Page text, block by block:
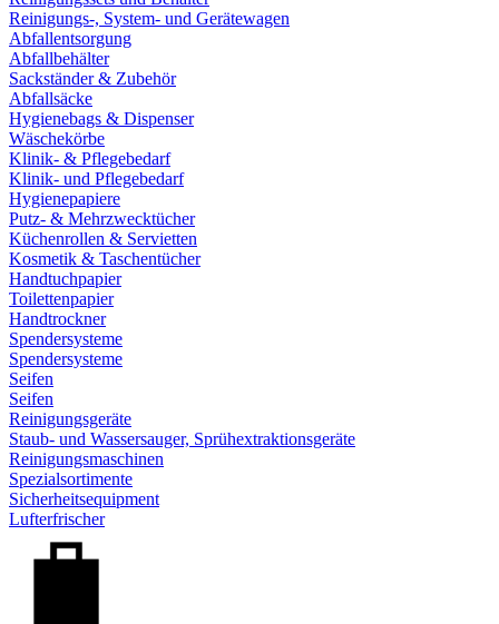
Reinigungs-, System- und Gerätewagen
Abfallentsorgung
Abfallbehälter
Sackständer & Zubehör
Abfallsäcke
Hygienebags & Dispenser
Wäschekörbe
Klinik- & Pflegebedarf
Klinik- und Pflegebedarf
Hygienepapiere
Putz- & Mehrzwecktücher
Küchenrollen & Servietten
Kosmetik & Taschentücher
Handtuchpapier
Toilettenpapier
Handtrockner
Spendersysteme
Spendersysteme
Seifen
Seifen
Reinigungsgeräte
Staub- und Wassersauger, Sprühextraktionsgeräte
Reinigungsmaschinen
Spezialsortimente
Sicherheitsequipment
Lufterfrischer